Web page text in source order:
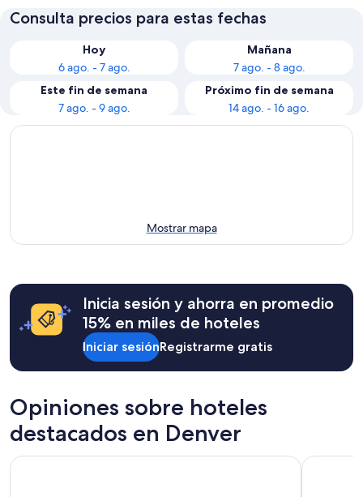
Consulta precios para estas fechas
Hoy
6 ago. - 7 ago.
Mañana
7 ago. - 8 ago.
Este fin de semana
7 ago. - 9 ago.
Próximo fin de semana
14 ago. - 16 ago.
Mostrar mapa
Inicia sesión y ahorra en promedio
15% en miles de hoteles
Iniciar sesiónRegistrarme gratis
Opiniones sobre hoteles
destacados en Denver
Magnolia Hotel Denver, A Tribute Portfolio Hotel Hyatt